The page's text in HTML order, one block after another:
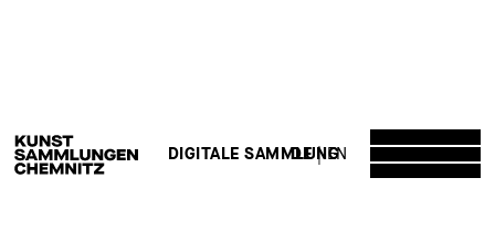
DE EN
DIGITALE SAMMLUNG